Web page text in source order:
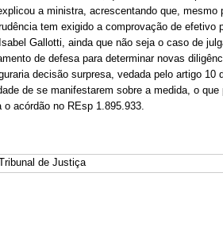
a ministra, acrescentando que, mesmo
tem exigido a comprovação de efetivo
Gallotti, ainda que não seja o caso de
de defesa para determinar novas
decisão surpresa, vedada pelo artigo 10
de se manifestarem sobre a medida, o
o acórdão no REsp 1.895.933.
de Justiça